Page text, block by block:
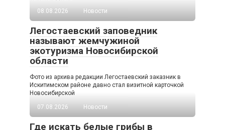
08.08.2026
Новости
Легостаевский заповедник
называют жемчужиной
экотуризма Новосибирской
области
Фото из архива редакции Легостаевский заказник в
Искитимском районе давно стал визитной карточкой
Новосибирской
07.08.2026
Новости
Где искать белые грибы в